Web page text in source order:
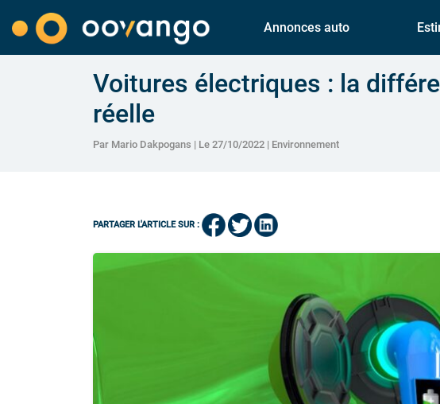
Annonces auto
Voitures électriques : la
réelle
Par Mario Dakpogans | Le 27/10/2022 | Environnement
PARTAGER L'ARTICLE SUR :